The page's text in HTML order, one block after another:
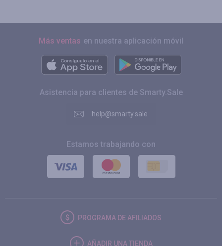
Más ventas en nuestra aplicación móvil
Asistencia para clientes de Smarty.Sale
help@smarty.sale
Estamos trabajando con
PROGRAMA DE AFILIADOS
AÑADIR UNA TIENDA